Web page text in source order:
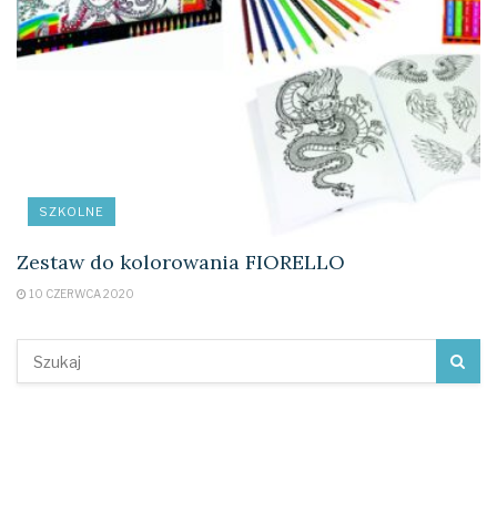
SZKOLNE
Zestaw do kolorowania FIORELLO
10 CZERWCA 2020